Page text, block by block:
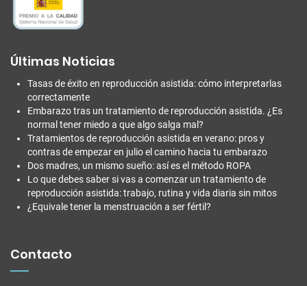
Últimas Noticias
Tasas de éxito en reproducción asistida: cómo interpretarlas
correctamente
Embarazo tras un tratamiento de reproducción asistida. ¿Es
normal tener miedo a que algo salga mal?
Tratamientos de reproducción asistida en verano: pros y
contras de empezar en julio el camino hacia tu embarazo
Dos madres, un mismo sueño: así es el método ROPA
Lo que debes saber si vas a comenzar un tratamiento de
reproducción asistida: trabajo, rutina y vida diaria sin mitos
¿Equivale tener la menstruación a ser fértil?
Contacto